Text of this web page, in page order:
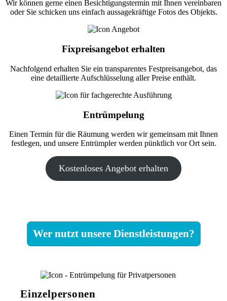
Wir können gerne einen Besichtigungstermin mit Ihnen vereinbaren
oder Sie schicken uns einfach aussagekräftige Fotos des Objekts.
Fixpreisangebot erhalten
Nachfolgend erhalten Sie ein transparentes Festpreisangebot, das
eine detaillierte Aufschlüsselung aller Preise enthält.
Entrümpelung
Einen Termin für die Räumung werden wir gemeinsam mit Ihnen
festlegen, und unsere Entrümpler werden pünktlich vor Ort sein.
Kostenloses Angebot erhalten
Wer nutzt unsere Dienstleistungen?
Einzelpersonen